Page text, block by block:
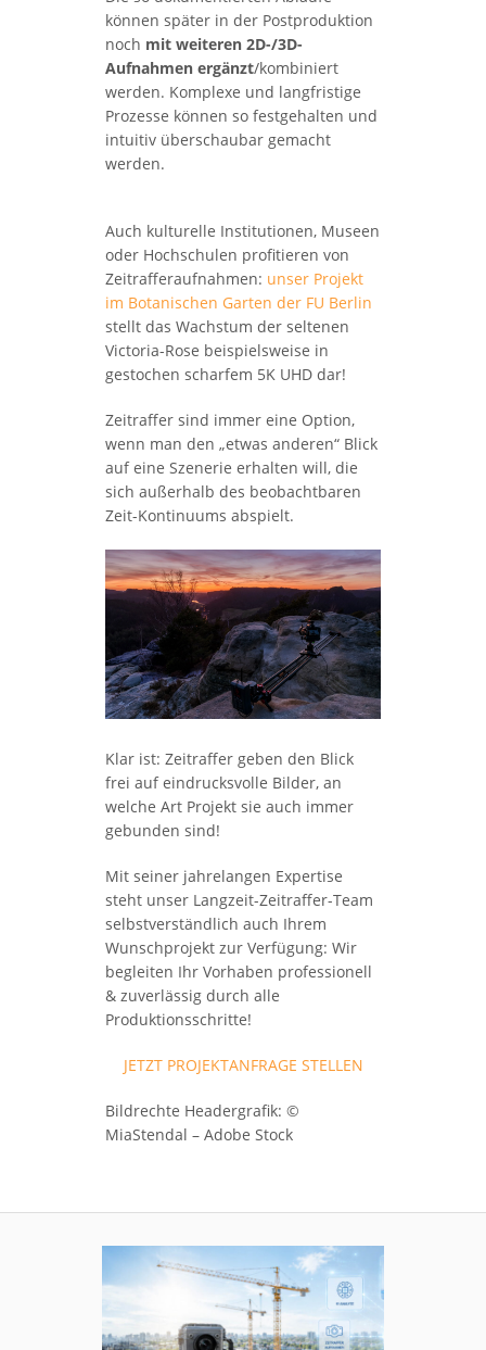
können später in der Postproduktion
noch mit weiteren 2D-/3D-
Aufnahmen ergänzt/kombiniert
werden. Komplexe und langfristige
Prozesse können so festgehalten und
intuitiv überschaubar gemacht
werden.
Auch kulturelle Institutionen, Museen
oder Hochschulen profitieren von
Zeitrafferaufnahmen: unser Projekt
im Botanischen Garten der FU Berlin
stellt das Wachstum der seltenen
Victoria-Rose beispielsweise in
gestochen scharfem 5K UHD dar!
Zeitraffer sind immer eine Option,
wenn man den „etwas anderen“ Blick
auf eine Szenerie erhalten will, die
sich außerhalb des beobachtbaren
Zeit-Kontinuums abspielt.
Klar ist: Zeitraffer geben den Blick
frei auf eindrucksvolle Bilder, an
welche Art Projekt sie auch immer
gebunden sind!
Mit seiner jahrelangen Expertise
steht unser Langzeit-Zeitraffer-Team
selbstverständlich auch Ihrem
Wunschprojekt zur Verfügung: Wir
begleiten Ihr Vorhaben professionell
& zuverlässig durch alle
Produktionsschritte!
JETZT PROJEKTANFRAGE STELLEN
Bildrechte Headergrafik: ©
MiaStendal – Adobe Stock